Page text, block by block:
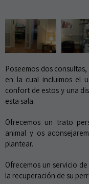
Poseemos dos
en la cual incluimos el
confort de estos y una
esta sala.
Ofrecemos un trato
animal y os
plantear.
Ofrecemos un servicio
la recuperación de su